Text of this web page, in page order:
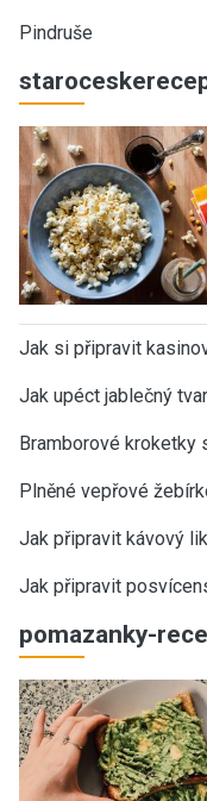
Pindruše
Jak si připravit
Jak upéct jablečný
Bramborové kroketky
Plněné vepřové
Jak připravit kávový
Jak připravit
pomazanky-